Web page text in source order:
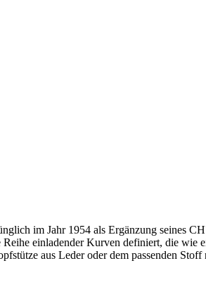
im Jahr 1954 als Ergänzung seines
einladender Kurven definiert, die
aus Leder oder dem passenden